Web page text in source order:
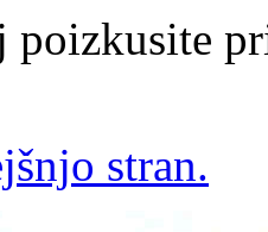
poizkusite
stran.